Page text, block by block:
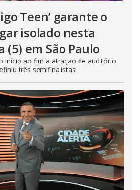
Teen’ garante o
isolado nesta
em São Paulo
início ao fim a atração de auditório
três semifinalistas